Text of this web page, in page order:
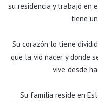
su residencia y trabajó en
tiene
Su corazón lo tiene
que la vió nacer y donde
vive desde
Su família reside en